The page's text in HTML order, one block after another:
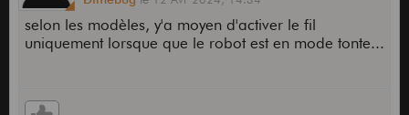
selon les modèles, y'a moyen d'activer le fil
uniquement lorsque que le robot est en mode tonte...